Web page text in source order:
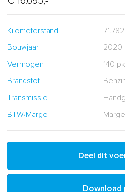
Kilometerstand
Bouwjaar
2020
Vermogen
140 pk
Brandstof
Transmissie
BTW/Marge
Marge
Deel dit
Download